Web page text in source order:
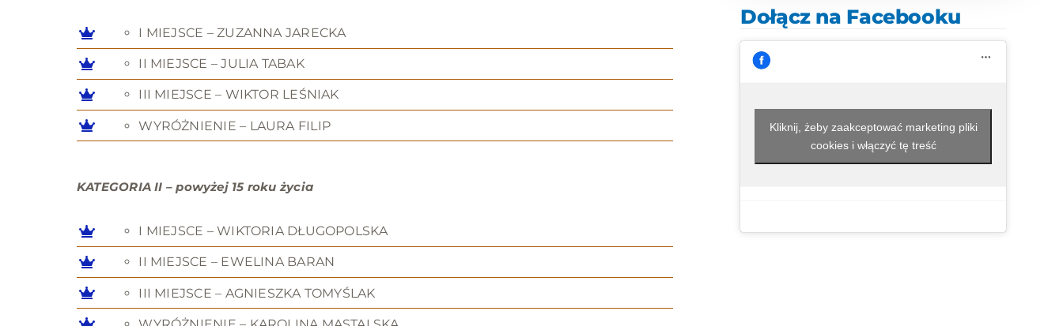
I MIEJSCE – ZUZANNA JARECKA
II MIEJSCE – JULIA TABAK
III MIEJSCE – WIKTOR LEŚNIAK
WYRÓŻNIENIE – LAURA FILIP
KATEGORIA II – powyżej 15 roku życia
I MIEJSCE – WIKTORIA DŁUGOPOLSKA
II MIEJSCE – EWELINA BARAN
III MIEJSCE – AGNIESZKA TOMYŚLAK
Dołącz na Facebooku
Kliknij, żeby zaakceptować marketing pliki
cookies i włączyć tę treść